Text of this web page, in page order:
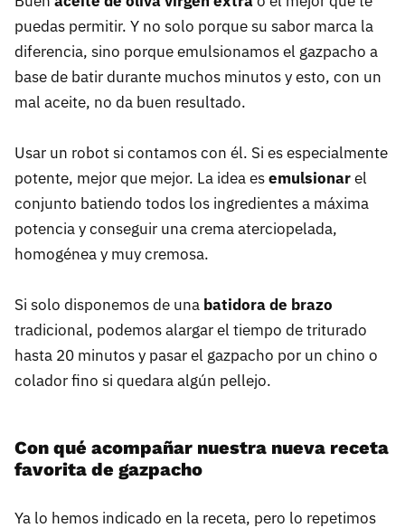
puedas permitir. Y no solo porque su sabor marca la
diferencia, sino porque emulsionamos el gazpacho a
base de batir durante muchos minutos y esto, con un
mal aceite, no da buen resultado.
Usar un robot si contamos con él. Si es especialmente
potente, mejor que mejor. La idea esemulsionarel
conjunto batiendo todos los ingredientes a máxima
potencia y conseguir una crema aterciopelada,
homogénea y muy cremosa.
Si solo disponemos de una batidora de brazo
tradicional, podemos alargar el tiempo de triturado
hasta 20 minutos y pasar el gazpacho por un chino o
colador fino si quedara algún pellejo.
Con qué acompañar nuestra nueva receta
favorita de gazpacho
Ya lo hemos indicado en la receta, pero lo repetimos